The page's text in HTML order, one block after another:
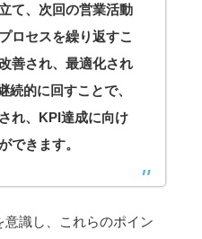
て、次回の営業活動
ロセスを繰り返すこ
善され、最適化され
続的に回すことで、
れ、KPI達成に向け
できます。
識し、これらのポイン